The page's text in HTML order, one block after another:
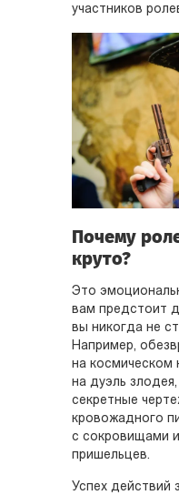
участников
Почему
круто?
Это
вам предстоит
вы никогда не
Например,
на космическом
на дуэль
секретные
кровожадного
с сокровищами
пришельцев.
Успех действий